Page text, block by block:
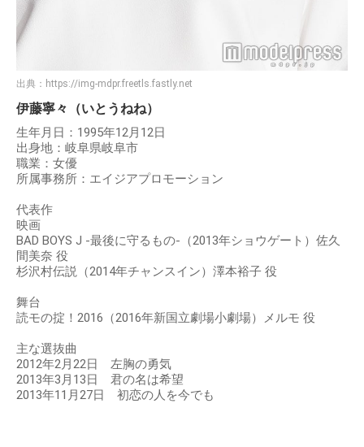
出典： https://img-mdpr.freetls.fastly.net
伊藤寧々（いとうねね）
生年月日：1995年12月12日
出身地：岐阜県岐阜市
職業：女優
所属事務所：エイジアプロモーション
代表作
映画
BAD BOYS J -最後に守るもの-（2013年ショウゲート）佐久
間美奈 役
杉沢村伝説（2014年チャンスイン）澤本裕子 役
舞台
読モの掟！2016（2016年新国立劇場小劇場）メルモ 役
主な選抜曲
2012年2月22日 左胸の勇気
2013年3月13日 君の名は希望
2013年11月27日 初恋の人を今でも